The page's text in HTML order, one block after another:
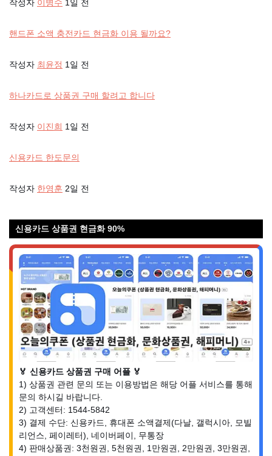
작성자 이병수 1일 전
핸드폰 소액 충전카드 현금화 이용 될까요?
작성자 최윤정 1일 전
하나카드로 상품권 구매 할려고 합니다
작성자 이진희 1일 전
신용카드 한도문의
작성자 한영훈 2일 전
신용카드 상품권 현금화 90%
🏅 신용카드 상품권 구매 어플 🏅
1) 상품권 관련 문의 또는 이용방법은 해당 어플 서비스를 통해
문의 하시길 바랍니다.
2) 고객센터: 1544-5842
3) 결제 수단: 신용카드, 휴대폰 소액결제(다날, 갤럭시아, 모빌
리언스, 페이레터), 네이버페이, 무통장
4) 판매상품권: 3천원권, 5천원권, 1만원권, 2만원권, 3만원권,